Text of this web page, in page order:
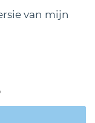
van mijn